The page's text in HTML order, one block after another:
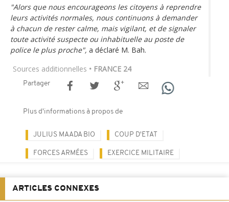
"Alors que nous encourageons les citoyens à reprendre
leurs activités normales, nous continuons à demander
à chacun de rester calme, mais vigilant, et de signaler
toute activité suspecte ou inhabituelle au poste de
police le plus proche", a déclaré M. Bah.
Sources additionnelles • FRANCE 24
Partager
Plus d'informations à propos de
JULIUS MAADA BIO COUP D'ETAT
FORCES ARMÉES EXERCICE MILITAIRE
ARTICLES CONNEXES